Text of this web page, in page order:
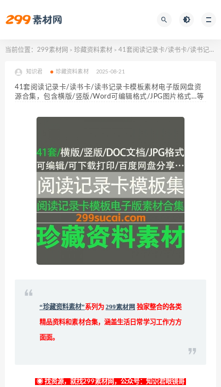
当前位置： 299素材网 > 珍藏资料素材 > 41套阅读记录卡/读书卡/读书记录卡模板素材电子版网盘资源合集，包含横版/竖版/Word可编辑格式/JPG图片格式…等
知识君 珍藏资料素材 2025-08-21
41套阅读记录卡/读书卡/读书记录卡模板素材电子版网盘资
源合集，包含横版/竖版/Word可编辑格式/JPG图片格式…等
“珍藏资料素材”系列为 299素材网 独家整合的各类
精品资料和素材合集，涵盖生活日常学习工作方方
面面。
◉ 找资源，就找299素材网，公众号：知识君眼镜哥